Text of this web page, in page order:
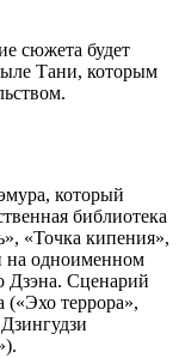
сюжета будет
Тани, которым
который
библиотека
«Точка кипения»,
на одноименном
Дзэна. Сценарий
(«Эхо террора»,